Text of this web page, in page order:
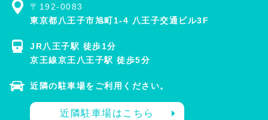
〒192-0083
東京都八王子市旭町1-4 八王子交通ビル3F
JR八王子駅 徒歩1分
京王線京王八王子駅 徒歩5分
近隣の駐車場をご利用ください。
近隣駐車場はこちら